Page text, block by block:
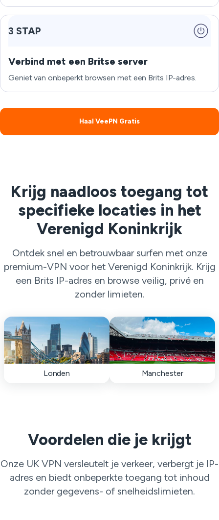
3 STAP
Verbind met een Britse server
Geniet van onbeperkt browsen met een Brits IP-adres.
Haal VeePN Gratis
Krijg naadloos toegang tot
specifieke locaties in het
Verenigd Koninkrijk
Ontdek snel en betrouwbaar surfen met onze
premium-VPN voor het Verenigd Koninkrijk. Krijg
een Brits IP-adres en browse veilig, privé en
zonder limieten.
Londen Manchester
Voordelen die je krijgt
Onze UK VPN versleutelt je verkeer, verbergt je IP-
adres en biedt onbeperkte toegang tot inhoud
zonder gegevens- of snelheidslimieten.